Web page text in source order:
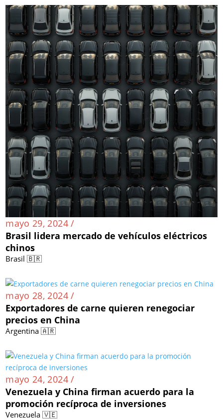
mayo 29, 2024 /
Brasil lidera mercado de vehículos eléctricos
chinos
Brasil 🇧🇷
mayo 28, 2024 /
Exportadores de carne quieren renegociar
precios en China
Argentina 🇦🇷
mayo 24, 2024 /
Venezuela y China firman acuerdo para la
promoción recíproca de inversiones
Venezuela 🇻🇪